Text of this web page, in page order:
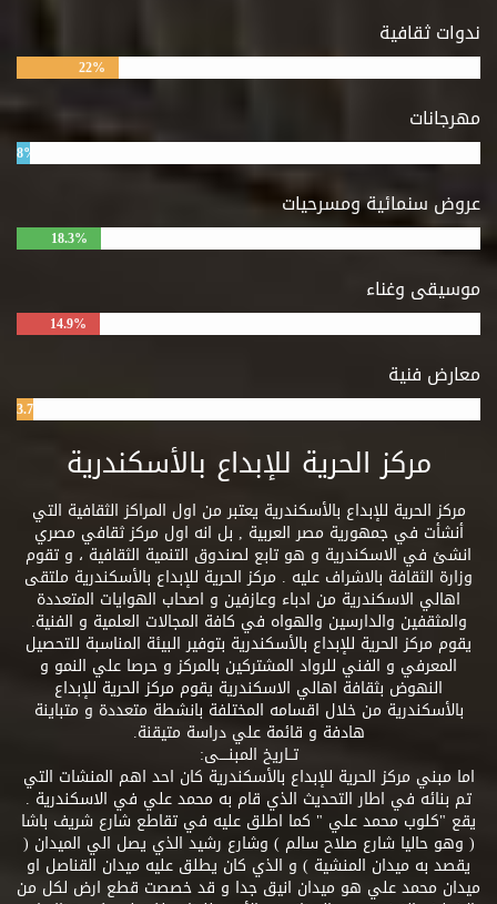
ندوات ثقافية
22%
مهرجانات
8%
عروض سنمائية ومسرحيات
18.3%
موسيقى وغناء
14.9%
معارض فنية
3.7%
مركز الحرية للإبداع بالأسكندرية
مركز الحرية للإبداع بالأسكندرية يعتبر من اول المراكز الثقافية التي
أنشأت في جمهورية مصر العربية , بل انه اول مركز ثقافي مصري
انشئ في الاسكندرية و هو تابع لصندوق التنمية الثقافية ، و تقوم
وزارة الثقافة بالاشراف عليه . مركز الحرية للإبداع بالأسكندرية ملتقى
اهالي الاسكندرية من ادباء وعازفين و اصحاب الهوايات المتعددة
والمثقفين والدارسين والهواه في كافة المجالات العلمية و الفنية.
يقوم مركز الحرية للإبداع بالأسكندرية بتوفير البيئة المناسبة للتحصيل
المعرفي و الفني للرواد المشتركين بالمركز و حرصا علي النمو و
النهوض بثقافة اهالي الاسكندرية يقوم مركز الحرية للإبداع
بالأسكندرية من خلال اقسامه المختلفة بانشطة متعددة و متباينة
هادفة و قائمة علي دراسة متيقنة.
تــاريخ المبنــــى:
اما مبني مركز الحرية للإبداع بالأسكندرية كان احد اهم المنشات التي
تم بنائه في اطار التحديث الذي قام به محمد علي في الاسكندرية .
يقع "كلوب محمد علي " كما اطلق عليه في تقاطع شارع شريف باشا
( وهو حاليا شارع صلاح سالم ) وشارع رشيد الذي يصل الي الميدان (
يقصد به ميدان المنشية ) و الذي كان يطلق عليه ميدان القناصل او
ميدان محمد علي هو ميدان انيق جدا و قد خصصت قطع ارض لكل من